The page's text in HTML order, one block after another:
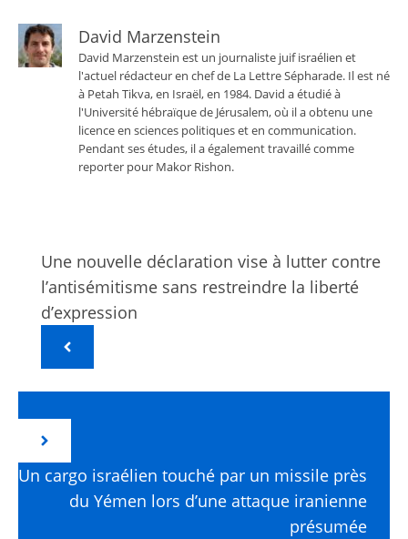
David Marzenstein
David Marzenstein est un journaliste juif israélien et
l'actuel rédacteur en chef de La Lettre Sépharade. Il est né
à Petah Tikva, en Israël, en 1984. David a étudié à
l'Université hébraïque de Jérusalem, où il a obtenu une
licence en sciences politiques et en communication.
Pendant ses études, il a également travaillé comme
reporter pour Makor Rishon.
Une nouvelle déclaration vise à lutter contre
l’antisémitisme sans restreindre la liberté
d’expression
Un cargo israélien touché par un missile près
du Yémen lors d’une attaque iranienne
présumée